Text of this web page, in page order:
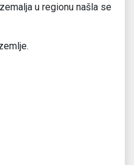
u regionu našla se